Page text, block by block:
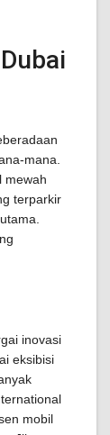
mana.
mewah
terparkir
inovasi
eksibisi
mobil